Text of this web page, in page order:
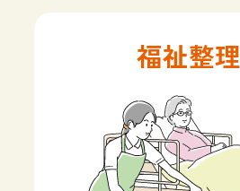
福祉整理